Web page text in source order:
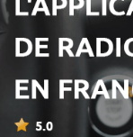
25 juil. 2026